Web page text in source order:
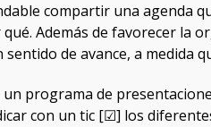
compartir una agenda
Además de favorecer la
de avance, a medida
un programa de
con un tic [☑] los